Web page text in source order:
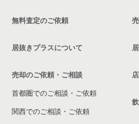
中野区の飲食店の居抜き売却物件
無料査定のご依頼
居抜きプラスについて
売却のご依頼・ご相談
首都圏でのご相談・ご依頼
関西でのご相談・ご依頼